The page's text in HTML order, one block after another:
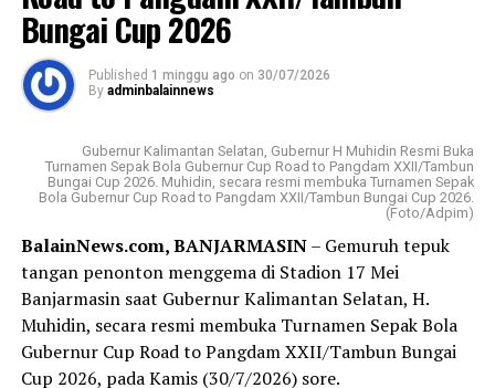
Messenger 0
provinsi (Pemprov) dan pemerintah kabupaten/kota
(Pemkab/Pemkot) provinsi setempat.
Visi Badan Usaha Milik Daerah (BUMD) Pemprov Kalsel
terpercaya dengan memberikan pelayanan terbaik
kepada masyarakat.
Sementara misinya ;menjadi penggerak perekonomian
daerah, memberikan nilai tambah bagi pemegang saham,
serta menyediakan layanan perbankan berkualitas.
Sedangkan produk Bank Kalsel meliputi layanan
tabungan, kredit atau pinjaman, serta layanan khusus
seperti Tabungan Banua, Kredit Multiguna Plus, dan
Bungai Cup 2026
Published 1 minggu ago on 30/07/2026
By adminbalainnews
Gubernur Kalimantan Selatan, Gubernur H Muhidin Resmi Buka
Turnamen Sepak Bola Gubernur Cup Road to Pangdam XXII/Tambun
Bungai Cup 2026. Muhidin, secara resmi membuka Turnamen Sepak
Bola Gubernur Cup Road to Pangdam XXII/Tambun Bungai Cup 2026.
(Foto/Adpim)
BalainNews.com, BANJARMASIN– Gemuruh tepuk
tangan penonton menggema di Stadion 17 Mei
Banjarmasin saat Gubernur Kalimantan Selatan, H.
Muhidin, secara resmi membuka Turnamen Sepak Bola
Gubernur Cup Road to Pangdam XXII/Tambun Bungai
Cup 2026, pada Kamis (30/7/2026) sore.